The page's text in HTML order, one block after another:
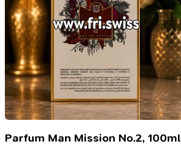
Parfum Man Mission No.2, 100ml